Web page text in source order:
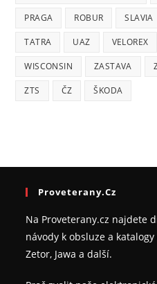
PRAGA ROBUR SLAVIA
TATRA UAZ VELOREX
WISCONSIN ZASTAVA
ZTS ČZ ŠKODA
Proveterany.cz
Na Proveterany.cz najdete
návody k obsluze a
Zetor, Jawa a další.